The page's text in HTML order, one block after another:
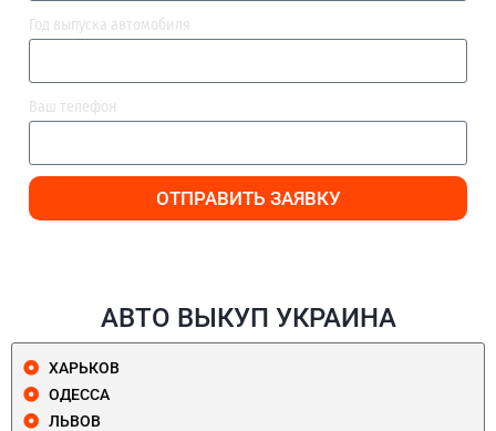
Год выпуска автомобиля
Ваш телефон
ОТПРАВИТЬ ЗАЯВКУ
АВТО ВЫКУП УКРАИНА
ХАРЬКОВ
ОДЕССА
ЛЬВОВ